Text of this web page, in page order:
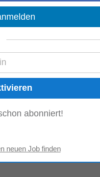
als Full-Service Berater
Lösungen zu entwickeln
abonniert!